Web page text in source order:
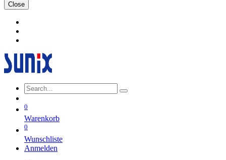
Close
0
Warenkorb
0
Wunschliste
Anmelden